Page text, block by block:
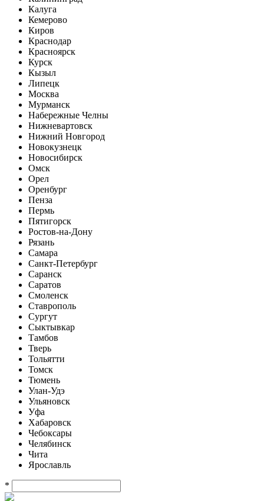
Калуга
Кемерово
Киров
Краснодар
Красноярск
Курск
Кызыл
Липецк
Москва
Мурманск
Набережные Челны
Нижневартовск
Нижний Новгород
Новокузнецк
Новосибирск
Омск
Орел
Оренбург
Пенза
Пермь
Пятигорск
Ростов-на-Дону
Рязань
Самара
Санкт-Петербург
Саранск
Саратов
Смоленск
Ставрополь
Сургут
Сыктывкар
Тамбов
Тверь
Тольятти
Томск
Тюмень
Улан-Удэ
Ульяновск
Уфа
Хабаровск
Чебоксары
Челябинск
Чита
Ярославль
*